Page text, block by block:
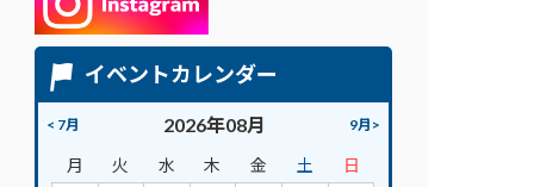
イベントカレンダー
< 7月 2026年08月 9月>
月 火 水 木 金 土
日